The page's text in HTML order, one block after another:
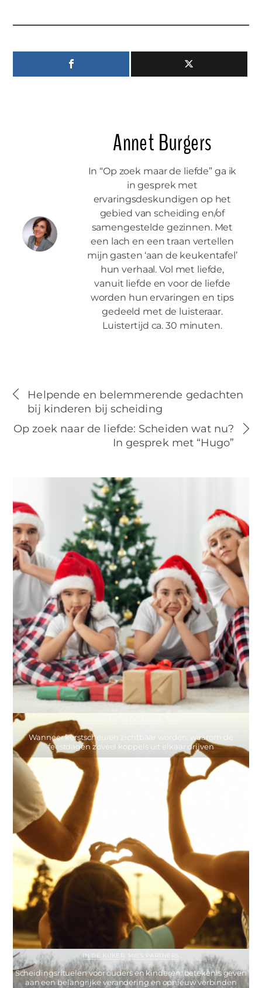
Annet Burgers
In “Op zoek maar de liefde” ga ik
in gesprek met
ervaringsdeskundigen op het
gebied van scheiding en/of
samengestelde gezinnen. Met
een lach en een traan vertellen
mijn gasten ‘aan de keukentafel’
hun verhaal. Vol met liefde,
vanuit liefde en voor de liefde
worden hun ervaringen en tips
gedeeld met de luisteraar.
Luistertijd ca. 30 minuten.
Helpende en belemmerende gedachten
bij kinderen bij scheiding
Op zoek naar de liefde: Scheiden wat nu?
In gesprek met “Hugo”
Wanneer kerstscheuren zichtbaar worden: waarom de
feestdagen zoveel koppels uit elkaar drijven
IN DE KIJKER MIES PARTNERS
Scheidingsrituelen voor ouders en kinderen: betekenis geven
aan een belangrijke verandering en opnieuw verbinden